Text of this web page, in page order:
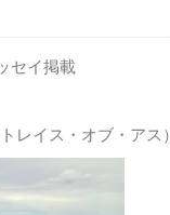
セイ掲載
レイス・オブ・アス）